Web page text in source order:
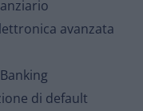
avanzata
di default